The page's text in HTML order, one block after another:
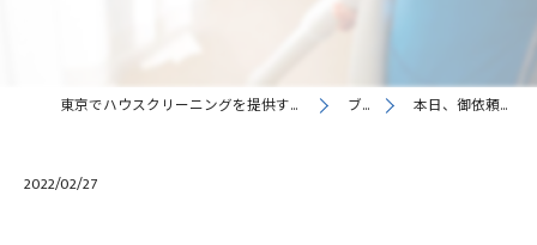
東京でハウスクリーニングを提供するNEXERA株式会社 ブログ 本日、御依頼のお客…
2022/02/27